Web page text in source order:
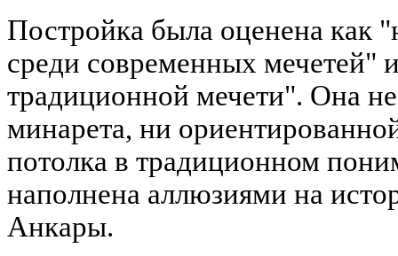
Постройка была оценена как
среди современных мечетей"
традиционной мечети". Она
минарета, ни
потолка в традиционном
наполнена аллюзиями на
Анкары.